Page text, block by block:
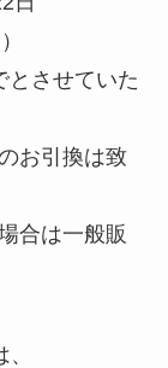
とさせていた
お引換は致
合は一般販